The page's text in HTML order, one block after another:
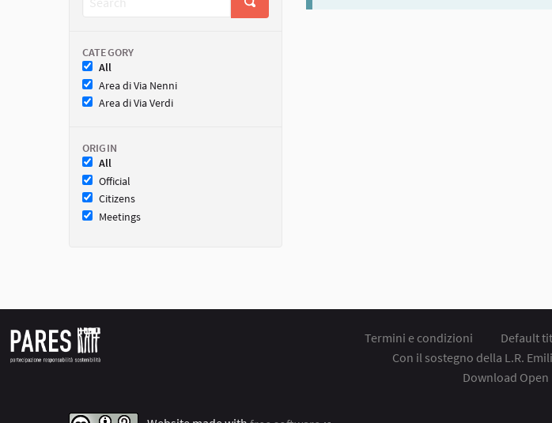
CATEGORY
All
Area di Via Nenni
Area di Via Verdi
ORIGIN
All
Official
Citizens
Meetings
Termini e condizioni
Default
Con il sostegno della L.R.
Download Open